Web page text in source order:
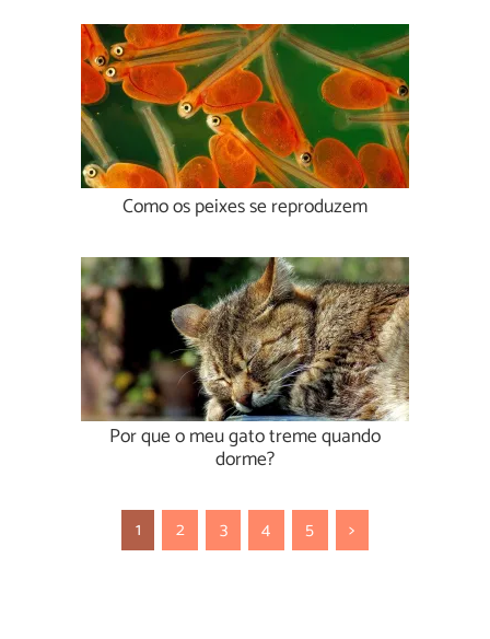
Como os peixes se reproduzem
Por que o meu gato treme quando
dorme?
1 2 3 4 5 >